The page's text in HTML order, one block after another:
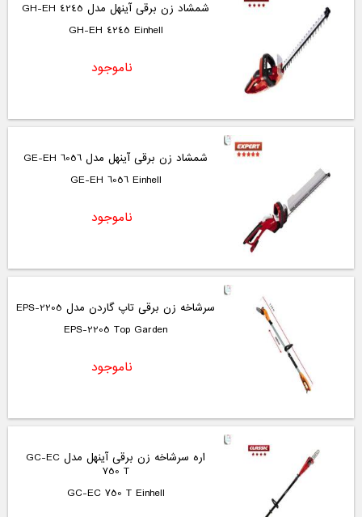
شمشاد زن برقی آینهل مدل GH-EH 4245
GH-EH 4245 Einhell
ناموجود
شمشاد زن برقی آینهل مدل GE-EH 6056
GE-EH 6056 Einhell
ناموجود
سرشاخه زن برقی تاپ گاردن مدل EPS-2205
EPS-2205 Top Garden
ناموجود
اره سرشاخه زن برقی آینهل مدل GC-EC
750 T
GC-EC 750 T Einhell